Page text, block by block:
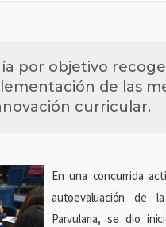
por objetivo
de las
curricular.
En una concurrida
autoevaluación de
Parvularia, se dio